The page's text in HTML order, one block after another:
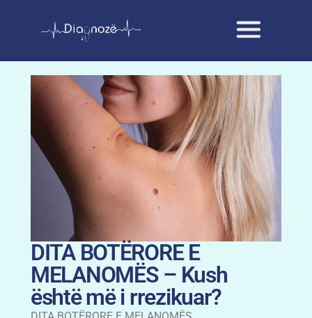
DITA BOTËRORE E
MELANOMËS – Kush
është më i rrezikuar?